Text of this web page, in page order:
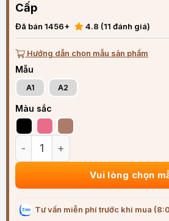
Cấp
Đã bán 1456+ 4.8 (11 đánh giá)
Hướng dẫn chọn mẫu sản phẩm
Mẫu
A1 A2
Màu sắc
Bao Da Bọc Chìa Khóa Ô Tô
Vui lòng chọn
Tư vấn miễn phí trước khi mua